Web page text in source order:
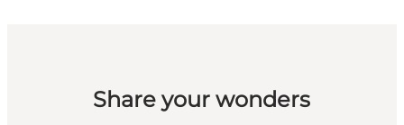
Share your wonders